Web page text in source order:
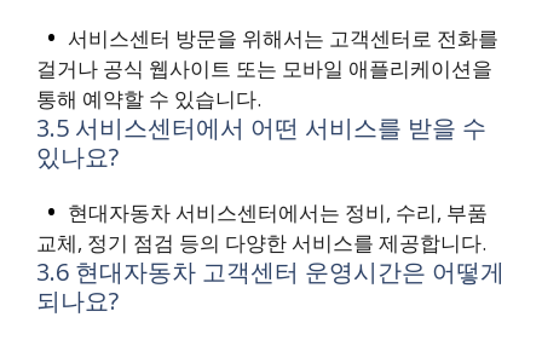
서비스센터 방문을 위해서는 고객센터로 전화를
걸거나 공식 웹사이트 또는 모바일 애플리케이션을
통해 예약할 수 있습니다.
3.5 서비스센터에서 어떤 서비스를 받을 수
있나요?
현대자동차 서비스센터에서는 정비, 수리, 부품
교체, 정기 점검 등의 다양한 서비스를 제공합니다.
3.6 현대자동차 고객센터 운영시간은 어떻게
되나요?